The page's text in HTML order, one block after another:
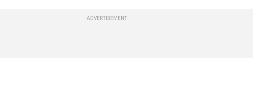
ADVERTISEMENT